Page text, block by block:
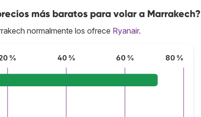
más baratos para volar a Marrakech?
normalmente los ofrece Ryanair.
% 40 % 60 % 80 %